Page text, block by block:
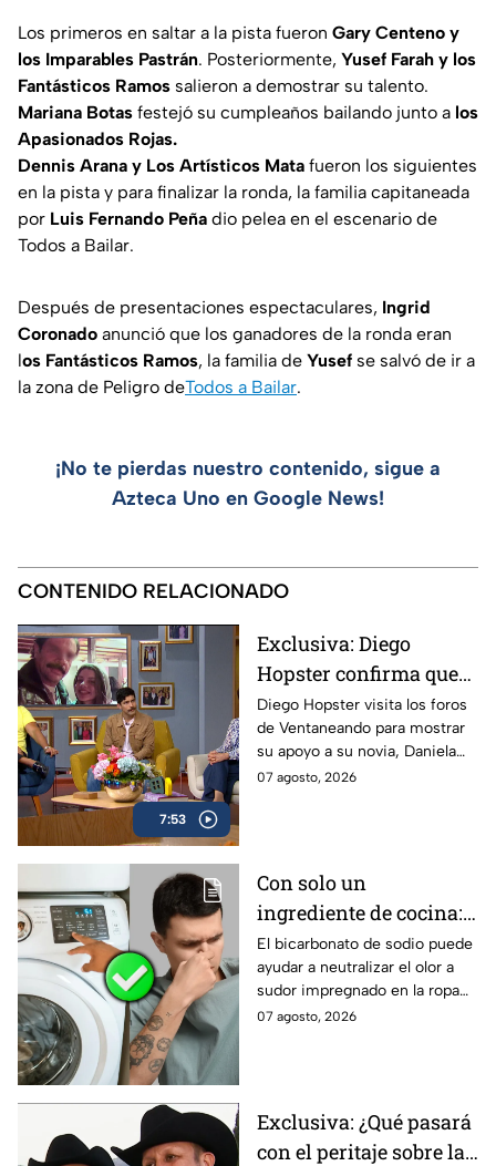
Los primeros en saltar a la pista fueron Gary Centeno y
los Imparables Pastrán. Posteriormente, Yusef Farah y los
Fantásticos Ramos salieron a demostrar su talento.
Mariana Botas festejó su cumpleaños bailando junto a los
Apasionados Rojas.
Dennis Arana y Los Artísticos Mata fueron los siguientes
en la pista y para finalizar la ronda, la familia capitaneada
por Luis Fernando Peña dio pelea en el escenario de
Todos a Bailar.
Después de presentaciones espectaculares, Ingrid
Coronado anunció que los ganadores de la ronda eran
los Fantásticos Ramos, la familia de Yusef se salvó de ir a
la zona de Peligro deTodos a Bailar.
¡No te pierdas nuestro contenido, sigue a
Azteca Uno en Google News!
CONTENIDO RELACIONADO
7:53
Exclusiva: Diego
Hopster confirma que
Héctor Parra podría
salir de prisión en
“cualquier día” y
muestra su apoyo a
Diego Hopster visita los foros
de Ventaneando para mostrar
su apoyo a su novia, Daniela
Parra, en las últimas semanas
07 agosto, 2026
Con solo un
ingrediente de cocina:
elimina el olor a sudor
de las camisetas de
deporte
El bicarbonato de sodio puede
ayudar a neutralizar el olor a
sudor impregnado en la ropa
deportiva cuando se utiliza
07 agosto, 2026
Exclusiva: ¿Qué pasará
con el peritaje sobre la